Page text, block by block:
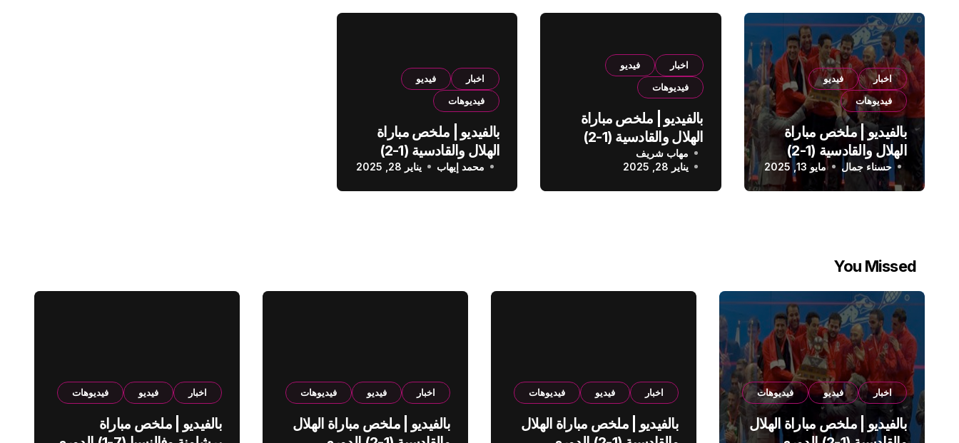
اخبار
فيديو
فيديوهات
بالفيديو | ملخص مباراة
الهلال والقادسية (1-2)
الدوري السعودي
حسناء جمال مايو 13, 2025
اخبار
فيديو
فيديوهات
بالفيديو | ملخص مباراة
الهلال والقادسية (1-2)
الدوري السعودي
مهاب شريف
يناير 28, 2025
اخبار
فيديو
فيديوهات
بالفيديو | ملخص مباراة
الهلال والقادسية (1-2)
الدوري السعودي
محمد إيهاب يناير 28, 2025
You Missed
اخبار فيديو فيديوهات
بالفيديو | ملخص مباراة الهلال
اخبار فيديو فيديوهات
بالفيديو | ملخص مباراة الهلال
اخبار فيديو فيديوهات
بالفيديو | ملخص مباراة الهلال
اخبار فيديو فيديوهات
بالفيديو | ملخص مباراة